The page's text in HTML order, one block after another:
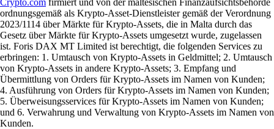
ordnungsgemäß als Krypto-Asset-Dienstleister gemäß der Verordnung
2023/1114 über Märkte für Krypto-Assets, die in Malta durch das
Gesetz über Märkte für Krypto-Assets umgesetzt wurde, zugelassen
ist. Foris DAX MT Limited ist berechtigt, die folgenden Services zu
erbringen: 1. Umtausch von Krypto-Assets in Geldmittel; 2. Umtausch
von Krypto-Assets in andere Krypto-Assets; 3. Empfang und
Übermittlung von Orders für Krypto-Assets im Namen von Kunden;
4. Ausführung von Orders für Krypto-Assets im Namen von Kunden;
5. Überweisungsservices für Krypto-Assets im Namen von Kunden;
und 6. Verwahrung und Verwaltung von Krypto-Assets im Namen von
Kunden.